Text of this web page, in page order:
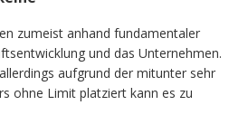
zumeist anhand fundamentaler
und das Unternehmen.
aufgrund der mitunter sehr
ohne Limit platziert kann es zu